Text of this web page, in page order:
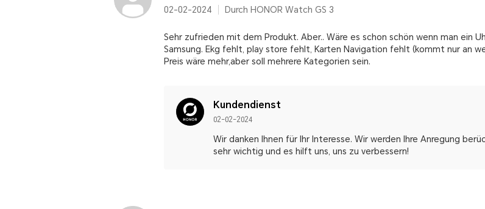
02-02-2024 Durch HONOR Watch GS 3
Sehr zufrieden mit dem Produkt. Aber.. Wäre es schon schön wenn man ein
Samsung. Ekg fehlt, play store fehlt, Karten Navigation fehlt (kommt nur an
Preis wäre mehr,aber soll mehrere Kategorien sein.
Kundendienst
02-02-2024
Wir danken Ihnen für Ihr Interesse. Wir werden Ihre Anregung
sehr wichtig und es hilft uns, uns zu verbessern!